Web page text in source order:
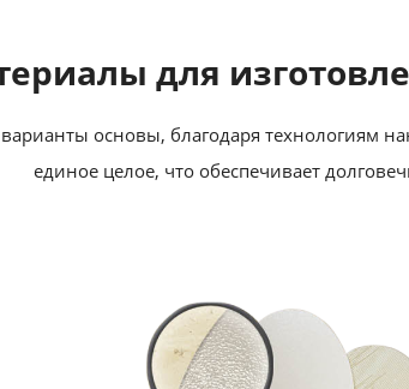
для
основы, благодаря технологиям
единое целое, что обеспечивает